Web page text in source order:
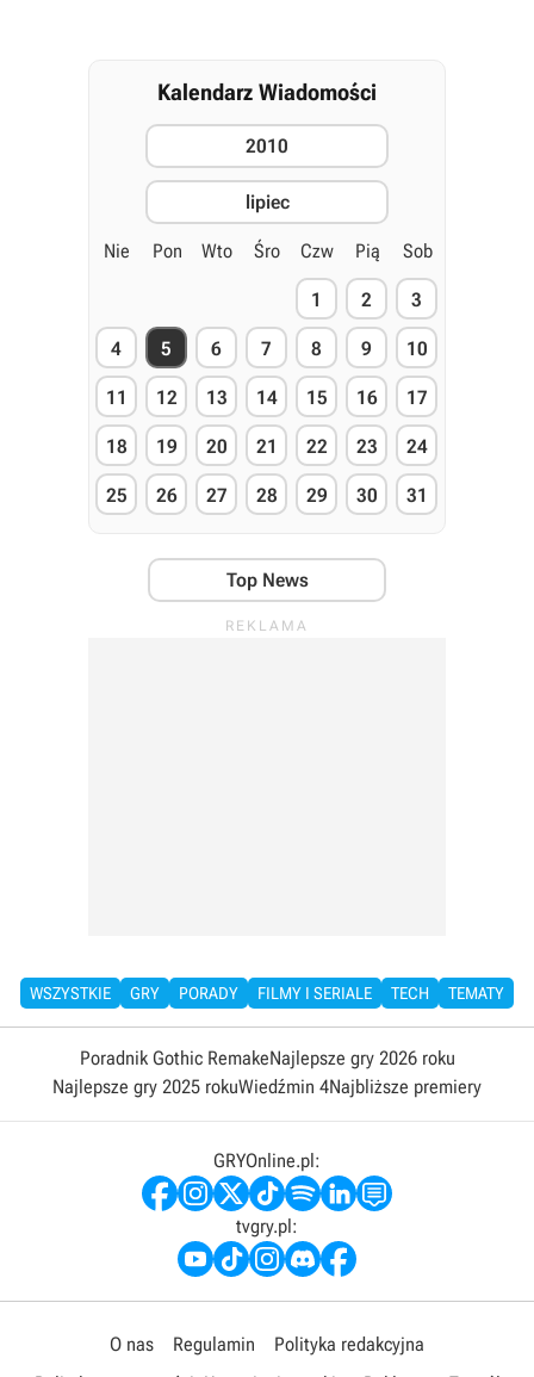
Kalendarz Wiadomości
2010
lipiec
Nie Pon Wto Śro Czw Pią Sob
1 2 3
4 5 6 7 8 9 10
11 12 13 14 15 16 17
18 19 20 21 22 23 24
25 26 27 28 29 30 31
Top News
WSZYSTKIE GRY PORADY FILMY I SERIALE TECH TEMATY
Poradnik Gothic RemakeNajlepsze gry 2026 roku
Najlepsze gry 2025 rokuWiedźmin 4Najbliższe premiery
GRYOnline.pl:
tvgry.pl:
O nas Regulamin
Polityka redakcyjna